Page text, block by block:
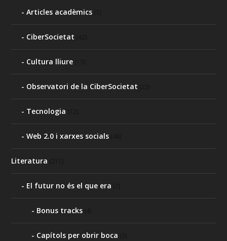
Articles acadèmics
CiberSocietat
Cultura lliure
Observatori de la CiberSocietat
Tecnologia
Web 2.0 i xarxes socials
Literatura
El futur no és el que era
Bonus tracks
Capítols per obrir boca